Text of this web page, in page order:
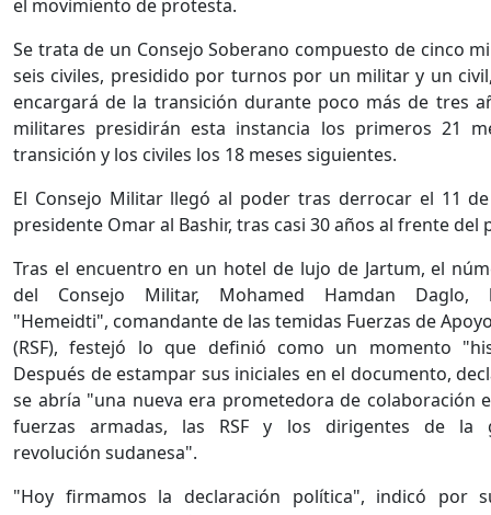
el movimiento de protesta.
Se trata de un Consejo Soberano compuesto de cinco
seis civiles, presidido por turnos por un militar y un
encargará de la transición durante poco más de tres
militares presidirán esta instancia los primeros 21
transición y los civiles los 18 meses siguientes.
El Consejo Militar llegó al poder tras derrocar el 11
presidente Omar al Bashir, tras casi 30 años al frente del
Tras el encuentro en un hotel de lujo de Jartum, el
del Consejo Militar, Mohamed Hamdan Daglo,
"Hemeidti", comandante de las temidas Fuerzas de
(RSF), festejó lo que definió como un momento
Después de estampar sus iniciales en el documento,
se abría "una nueva era prometedora de colaboración
fuerzas armadas, las RSF y los dirigentes de la
revolución sudanesa".
"Hoy firmamos la declaración política", indicó por